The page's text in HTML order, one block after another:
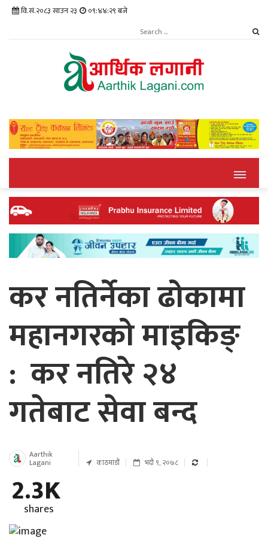
वि.सं.२०८३ साउन २३ ०९:४४:३० बजे
कर नतिर्नेका ढोकामा
महानगरको माइकिङ्
: कर नतिरे २४
गतेबाट सेवा बन्द
Aarthik
Lagani काठमाडौं भदौ ९, २०७८
2.3K
shares